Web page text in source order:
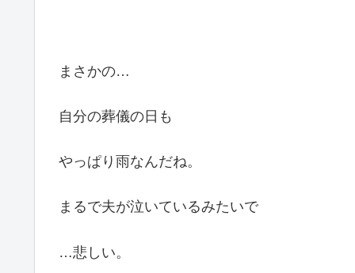
まさかの…
自分の葬儀の日も
やっぱり雨なんだね。
まるで夫が泣いているみたいで
…悲しい。